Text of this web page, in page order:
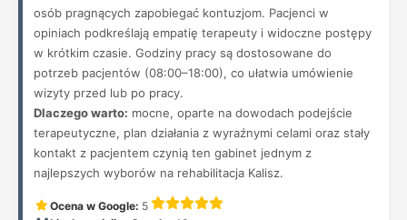
osób pragnących zapobiegać kontuzjom. Pacjenci w
opiniach podkreślają empatię terapeuty i widoczne postępy
w krótkim czasie. Godziny pracy są dostosowane do
potrzeb pacjentów (08:00–18:00), co ułatwia umówienie
wizyty przed lub po pracy.
Dlaczego warto: mocne, oparte na dowodach podejście
terapeutyczne, plan działania z wyraźnymi celami oraz stały
kontakt z pacjentem czynią ten gabinet jednym z
najlepszych wyborów na rehabilitacja Kalisz.
Ocena w Google: 5